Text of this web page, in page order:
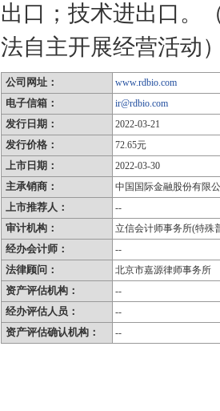
出口；技术进出口。
法自主开展经营活动
公司网址： www.rdbio.com
电子信箱： ir@rdbio.com
发行日期： 2022-03-21
发行价格： 72.65元
上市日期： 2022-03-30
主承销商： 中国国际金融股份有限
上市推荐人： --
审计机构： 立信会计师事务所(特殊
经办会计师： --
法律顾问： 北京市嘉源律师事务所
资产评估机构： --
经办评估人员： --
资产评估确认机构： --